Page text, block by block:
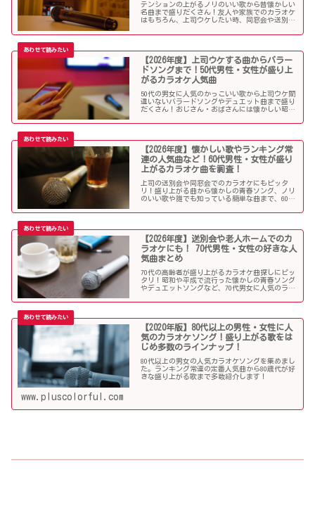
テンションの上がるノリのいい歌から昔懐かしい
名曲まで盛りだくさん！友人や家族でのカラオケ
はもちろん、上司ウケしたい時、同窓会や送別会
ッとくるようなカラオケソングを探している方も
【2026年度】上司ウケする曲からバラー
ドソングまで！50代男性・女性が盛り上
がるカラオケ人気曲
50代の男女に人気のかっこいい歌から上司ウケ間
違いないバラードソングやデュエット曲まで盛り
だくさん！おじさん・おばさんには懐かしい昭和
懐メロも多数。みんなが知っている曲は音痴でも
はず！
【2026年度】懐かしい歌やランキング常
連の人気曲など！60代男性・女性が盛り
上がるカラオケ曲を調査！
上司の送別会や同窓会でのカラオケにもピッタ
リ！盛り上がる曲から懐かしの青春ソング、ノリ
のいい歌や誰でも知っている簡単な曲まで、60代
でご紹介します！
【2026年度】送別会や老人ホームでのカ
ラオケにも！ 70代男性・女性の好きな人
気曲まとめ
70代の高齢者が盛り上がるカラオケ曲探しにピッ
タリ！昭和や平成で流行った懐かしの青春ソング
やデュエットソングなど、70代男女に人気のラン
ウケる曲、老人に喜ばれる曲が詰まったラインナ
【2020年版】80代以上の男性・女性に人
気のカラオケソング！盛り上がる歌をは
じめ多数のラインナップ！
80代以上の男女の人気カラオケソングを集めまし
た。ランキング常連の定番人気曲から80歳代が好
きな盛り上がる歌まで多数紹介します！
www.pluscolorful.com